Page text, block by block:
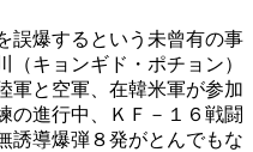
誤爆するという未曾有の事
キョンギド・ポチョン）
軍と空軍、在韓米軍が参加
の進行中、ＫＦ－１６戦闘
誘導爆弾８発がとんでもな